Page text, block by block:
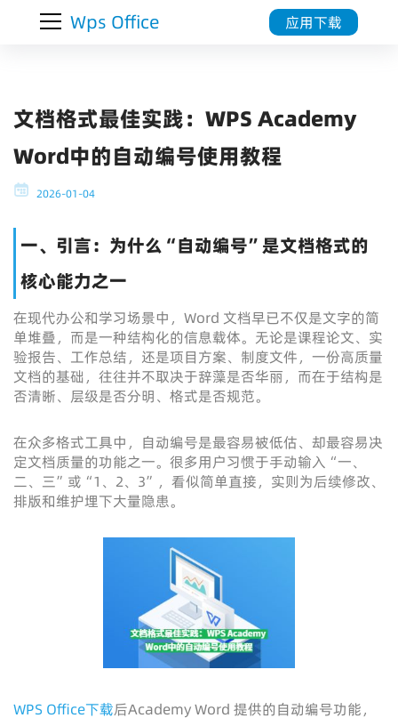
Wps Office 应用下载
文档格式最佳实践：WPS Academy
Word中的自动编号使用教程
2026-01-04
一、引言：为什么“自动编号”是文档格式的
核心能力之一
在现代办公和学习场景中，Word 文档早已不仅是文字的简
单堆叠，而是一种结构化的信息载体。无论是课程论文、实
验报告、工作总结，还是项目方案、制度文件，一份高质量
文档的基础，往往并不取决于辞藻是否华丽，而在于结构是
否清晰、层级是否分明、格式是否规范。
在众多格式工具中，自动编号是最容易被低估、却最容易决
定文档质量的功能之一。很多用户习惯于手动输入“一、
二、三”或“1、2、3”，看似简单直接，实则为后续修改、
排版和维护埋下大量隐患。
WPS Office下载后Academy Word 提供的自动编号功能，